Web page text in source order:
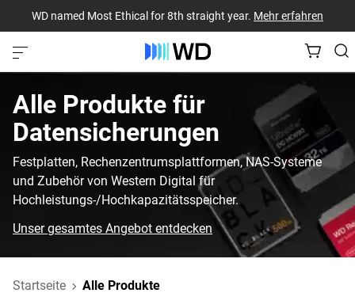
WD named Most Ethical for 8th straight year. Mehr erfahren
Alle Produkte‎ für‎
Datensicherungen‎
Festplatten, Rechenzentrumsplattformen, NAS-Systeme
und Zubehör von Western Digital für
Hochleistungs-/Hochkapazitätsspeicher.
Unser gesamtes Angebot entdecken
Startseite Alle Produkte